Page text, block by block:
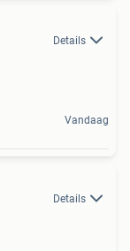
Details
Vandaag
Details